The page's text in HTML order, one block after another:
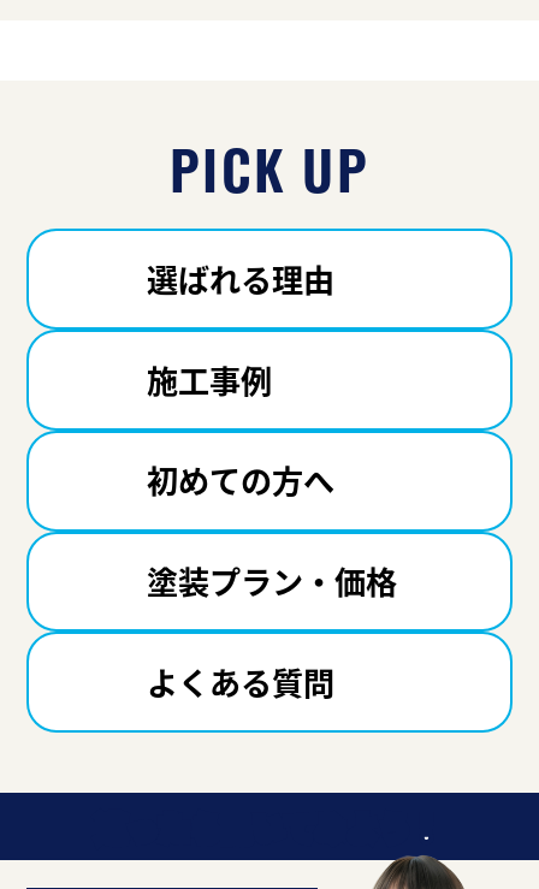
PICK UP
選ばれる理由
施工事例
初めての方へ
塗装プラン・価格
よくある質問
迷ったら聞いてみよう！